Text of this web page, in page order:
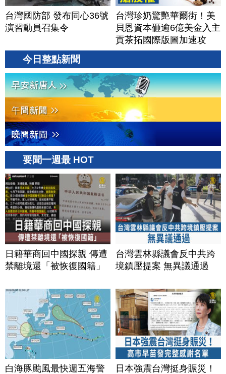
台灣國防部 發布同心36號
演習動員召集令
台灣珍奶驚艷華爾街！美
貝恩資本砸逾6億美金入主
貢茶拓國際版圖加速攻
美？｜#財經新聞｜
今日整點新聞
要聞一週最 HOT
日籍華商回中國探親 傳遭
禁離境還「被恢復國籍」
台灣雲林縣議會反中共跨
境鎮壓提案 無異議通過
白海豚颱風最快週五海警
日本強震台灣挺身賑災！